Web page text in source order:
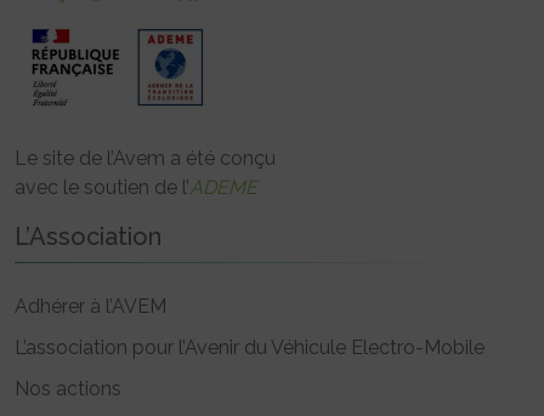
Le site de l’Avem a été conçu
avec le soutien de l’ADEME
L’Association
Adhérer à l’AVEM
L’association pour l’Avenir du Véhicule Electro-Mobile
Nos actions